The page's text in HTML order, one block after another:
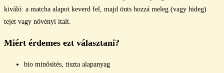
kiváló: a matcha alapot keverd fel, majd önts hozzá meleg (vagy hideg)
tejet vagy növényi italt.
Miért érdemes ezt választani?
bio minősítés, tiszta alapanyag